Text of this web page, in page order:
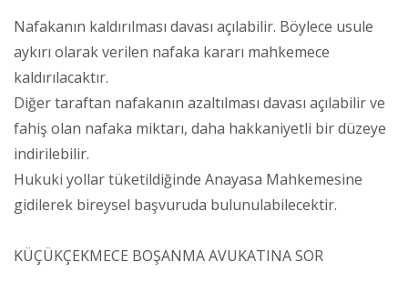
Nafakanın kaldırılması davası açılabilir. Böylece usule
aykırı olarak verilen nafaka kararı mahkemece
kaldırılacaktır.
Diğer taraftan nafakanın azaltılması davası açılabilir ve
fahiş olan nafaka miktarı, daha hakkaniyetli bir düzeye
indirilebilir.
Hukuki yollar tüketildiğinde Anayasa Mahkemesine
gidilerek bireysel başvuruda bulunulabilecektir.
KÜÇÜKÇEKMECE BOŞANMA AVUKATINA SOR